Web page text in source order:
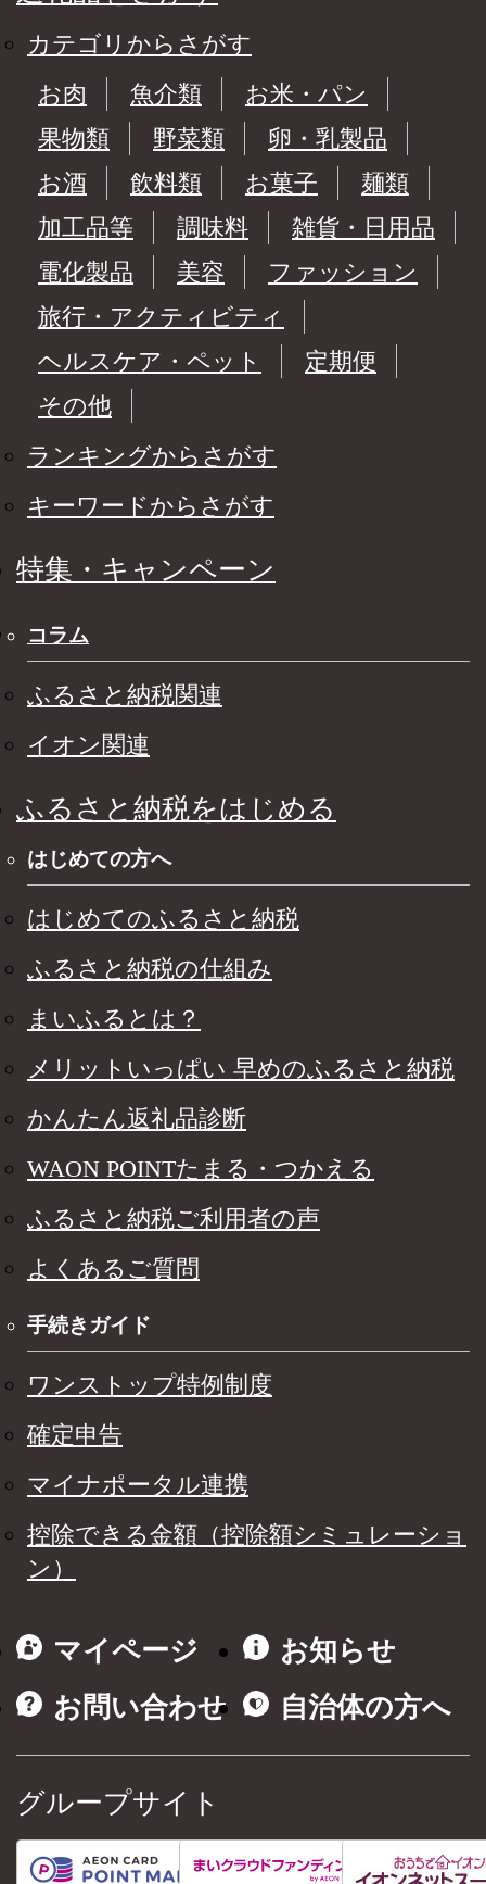
カテゴリからさがす
お肉
魚介類
お米・パン
果物類
野菜類
卵・乳製品
お酒
飲料類 お菓子
麺類
加工品等
調味料
雑貨・日用品
電化製品
美容
ファッション
旅行・アクティビティ
ヘルスケア・ペット
定期便
その他
ランキングからさがす
キーワードからさがす
特集・キャンペーン
コラム
ふるさと納税関連
イオン関連
ふるさと納税をはじめる
はじめての方へ
はじめてのふるさと納税
ふるさと納税の仕組み
まいふるとは？
メリットいっぱい 早めのふるさと納税
かんたん返礼品診断
WAON POINTたまる・つかえる
ふるさと納税ご利用者の声
よくあるご質問
手続きガイド
ワンストップ特例制度
確定申告
マイナポータル連携
控除できる金額（控除額シミュレーショ
ン）
マイページ
お知らせ
お問い合わせ
自治体の方へ
グループサイト